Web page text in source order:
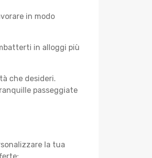
in modo
in alloggi più
che desideri.
passeggiate
la tua